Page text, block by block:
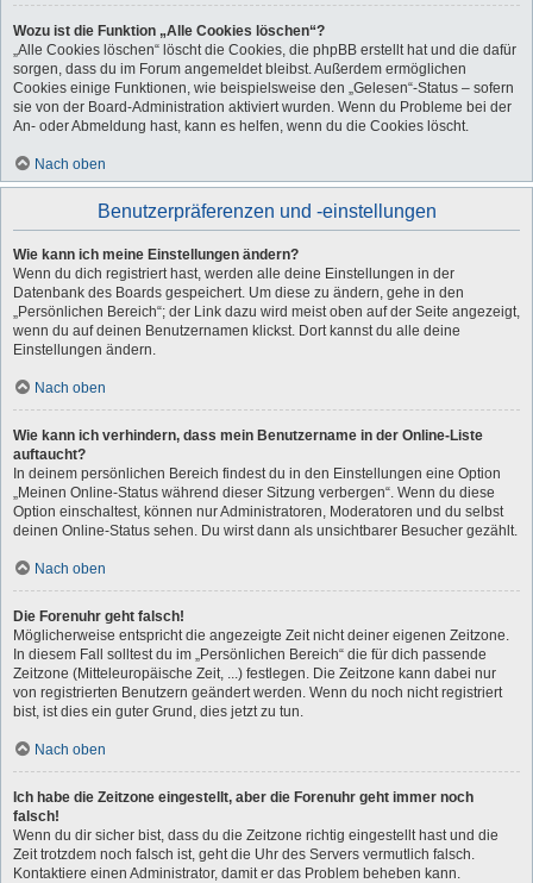
Wozu ist die Funktion „Alle Cookies löschen“?
„Alle Cookies löschen“ löscht die Cookies, die phpBB erstellt hat und die dafür
sorgen, dass du im Forum angemeldet bleibst. Außerdem ermöglichen
Cookies einige Funktionen, wie beispielsweise den „Gelesen“-Status – sofern
sie von der Board-Administration aktiviert wurden. Wenn du Probleme bei der
An- oder Abmeldung hast, kann es helfen, wenn du die Cookies löscht.
Nach oben
Benutzerpräferenzen und -einstellungen
Wie kann ich meine Einstellungen ändern?
Wenn du dich registriert hast, werden alle deine Einstellungen in der
Datenbank des Boards gespeichert. Um diese zu ändern, gehe in den
„Persönlichen Bereich“; der Link dazu wird meist oben auf der Seite angezeigt,
wenn du auf deinen Benutzernamen klickst. Dort kannst du alle deine
Einstellungen ändern.
Nach oben
Wie kann ich verhindern, dass mein Benutzername in der Online-Liste
auftaucht?
In deinem persönlichen Bereich findest du in den Einstellungen eine Option
„Meinen Online-Status während dieser Sitzung verbergen“. Wenn du diese
Option einschaltest, können nur Administratoren, Moderatoren und du selbst
deinen Online-Status sehen. Du wirst dann als unsichtbarer Besucher gezählt.
Nach oben
Die Forenuhr geht falsch!
Möglicherweise entspricht die angezeigte Zeit nicht deiner eigenen Zeitzone.
In diesem Fall solltest du im „Persönlichen Bereich“ die für dich passende
Zeitzone (Mitteleuropäische Zeit, ...) festlegen. Die Zeitzone kann dabei nur
von registrierten Benutzern geändert werden. Wenn du noch nicht registriert
bist, ist dies ein guter Grund, dies jetzt zu tun.
Nach oben
Ich habe die Zeitzone eingestellt, aber die Forenuhr geht immer noch
falsch!
Wenn du dir sicher bist, dass du die Zeitzone richtig eingestellt hast und die
Zeit trotzdem noch falsch ist, geht die Uhr des Servers vermutlich falsch.
Kontaktiere einen Administrator, damit er das Problem beheben kann.